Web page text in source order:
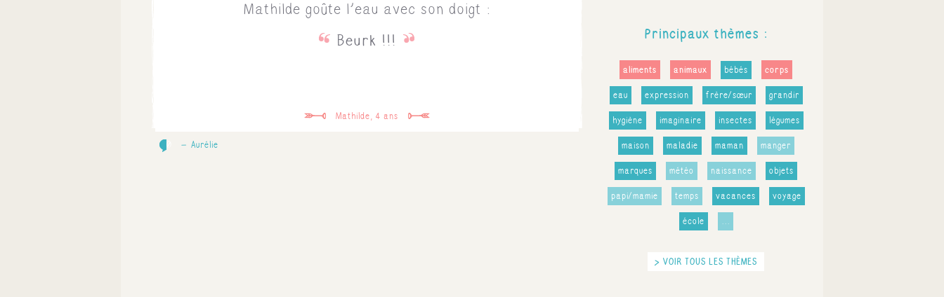
Mathilde goûte l'eau avec son doigt :
Beurk !!!
Mathilde, 4 ans
Aurélie
Principaux thèmes :
aliments animaux bébés corps
eau expression frère/sœur grandir
hygiène imaginaire insectes légumes
maison maladie maman manger
marques météo naissance objets
papi/mamie temps vacances voyage
école ...
> VOIR TOUS LES THÈMES